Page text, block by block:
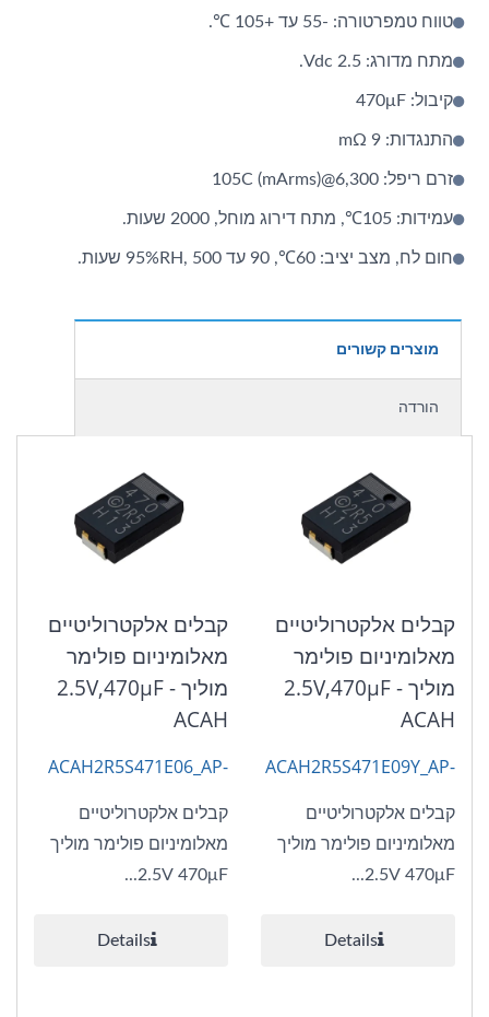
טווח טמפרטורה: -55 עד +105 ℃.
מתח מדורג: 2.5 Vdc.
קיבול: 470μF
התנגדות: 9 mΩ
זרם ריפל: 6,300@105C (mArms)
עמידות: 105℃, מתח דירוג מוחל, 2000 שעות.
חום לח, מצב יציב: 60℃, 90 עד 95%RH, 500 שעות.
מוצרים קשורים
הורדה
קבלים אלקטרוליטיים
מאלומיניום פולימר
מוליך 2.5V,470μF -
ACAH
ACAH2R5S471E09Y_AP-
קבלים אלקטרוליטיים
מאלומיניום פולימר מוליך
2.5V 470μF...
Details
קבלים אלקטרוליטיים
מאלומיניום פולימר
מוליך 2.5V,470μF -
ACAH
ACAH2R5S471E06_AP-
קבלים אלקטרוליטיים
מאלומיניום פולימר מוליך
2.5V 470μF...
Details